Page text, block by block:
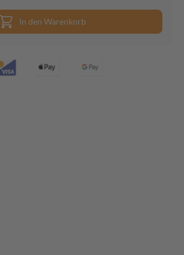
In den Warenkorb